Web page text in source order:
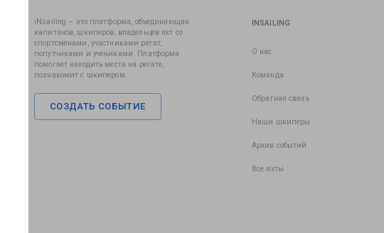
iNsailing – это платформа, объединяющая
капитанов, шкиперов, владельцев яхт со
спортсменами, участниками регат,
попутчиками и учениками. Платформа
помогает находить места на регате,
познакомит с шкипером.
СОЗДАТЬ СОБЫТИЕ
INSAILING
О нас
Команда
Обратная связь
Наши шкиперы
Архив событий
Все яхты